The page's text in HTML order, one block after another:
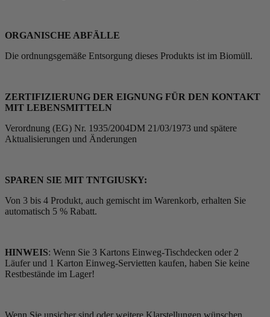
ORGANISCHE ABFÄLLE
Die ordnungsgemäße Entsorgung dieses Produkts ist im Biomüll.
ZERTIFIZIERUNG DER EIGNUNG FÜR DEN KONTAKT
MIT LEBENSMITTELN
Verordnung (EG) Nr. 1935/2004DM 21/03/1973 und spätere
Aktualisierungen und Änderungen
SPAREN SIE MIT TNTGIUSKY:
Von 3 bis 4 Produkt, auch gemischt im Warenkorb, erhalten Sie
automatisch 5 % Rabatt.
HINWEIS: Wenn Sie 3 Kartons Einweg-Tischdecken oder 2
Läufer und 1 Karton Einweg-Servietten kaufen, haben Sie keine
Restbestände im Lager!
Wenn Sie unsicher sind oder weitere Klarstellungen wünschen,